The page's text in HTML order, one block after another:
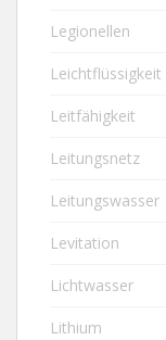
Legionellen
Leichtflüssigkeit
Leitfähigkeit
Leitungsnetz
Leitungswasser
Levitation
Lichtwasser
Lithium